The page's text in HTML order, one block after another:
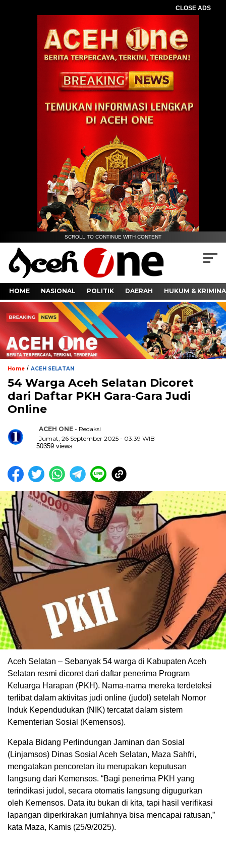
CLOSE ADS
SCROLL TO CONTINUE WITH CONTENT
HOME NASIONAL POLITIK DAERAH HUKUM &
Home / ACEH SELATAN
54 Warga Aceh Selatan Dicoret
dari Daftar PKH Gara-Gara Judi
Online
ACEH ONE - Redaksi
Jumat, 26 September 2025 - 03:39 WIB
50359 views
Aceh Selatan – Sebanyak 54 warga di Kabupaten Aceh
Selatan resmi dicoret dari daftar penerima Program
Keluarga Harapan (PKH). Nama-nama mereka terdeteksi
terlibat dalam aktivitas judi online (judol) setelah Nomor
Induk Kependudukan (NIK) tercatat dalam sistem
Kementerian Sosial (Kemensos).
Kepala Bidang Perlindungan Jaminan dan Sosial
(Linjamsos) Dinas Sosial Aceh Selatan, Maza Sahfri,
mengatakan pencoretan itu merupakan keputusan
langsung dari Kemensos. “Bagi penerima PKH yang
terindikasi judol, secara otomatis langsung digugurkan
oleh Kemensos. Data itu bukan di kita, tapi hasil verifikasi
lapangan diperkirakan jumlahnya bisa mencapai ratusan,”
kata Maza, Kamis (25/9/2025).